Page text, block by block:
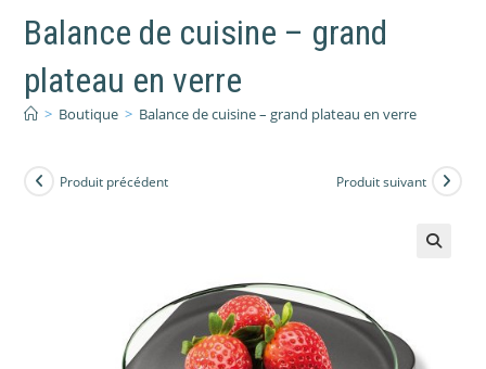
Balance de cuisine – grand
plateau en verre
> Boutique > Balance de cuisine – grand plateau en verre
Produit précédent Produit suivant